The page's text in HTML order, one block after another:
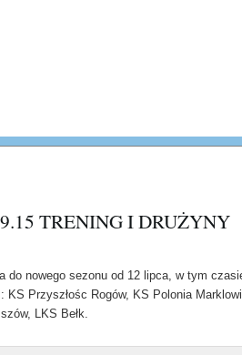
TRENING I DRUŻYNY
do nowego sezonu od 12 lipca, w tym
KS Przyszłośc Rogów, KS Polonia
LKS Bełk.